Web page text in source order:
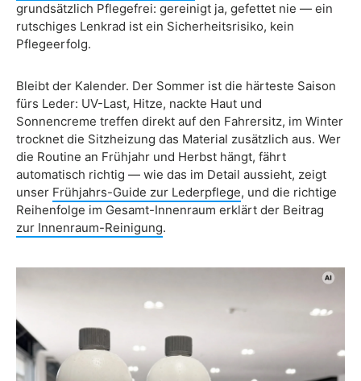
grundsätzlich Pflegefrei: gereinigt ja, gefettet nie — ein
rutschiges Lenkrad ist ein Sicherheitsrisiko, kein
Pflegeerfolg.
Bleibt der Kalender. Der Sommer ist die härteste Saison
fürs Leder: UV-Last, Hitze, nackte Haut und
Sonnencreme treffen direkt auf den Fahrersitz, im Winter
trocknet die Sitzheizung das Material zusätzlich aus. Wer
die Routine an Frühjahr und Herbst hängt, fährt
automatisch richtig — wie das im Detail aussieht, zeigt
unser Frühjahrs-Guide zur Lederpflege, und die richtige
Reihenfolge im Gesamt-Innenraum erklärt der Beitrag
zur Innenraum-Reinigung.